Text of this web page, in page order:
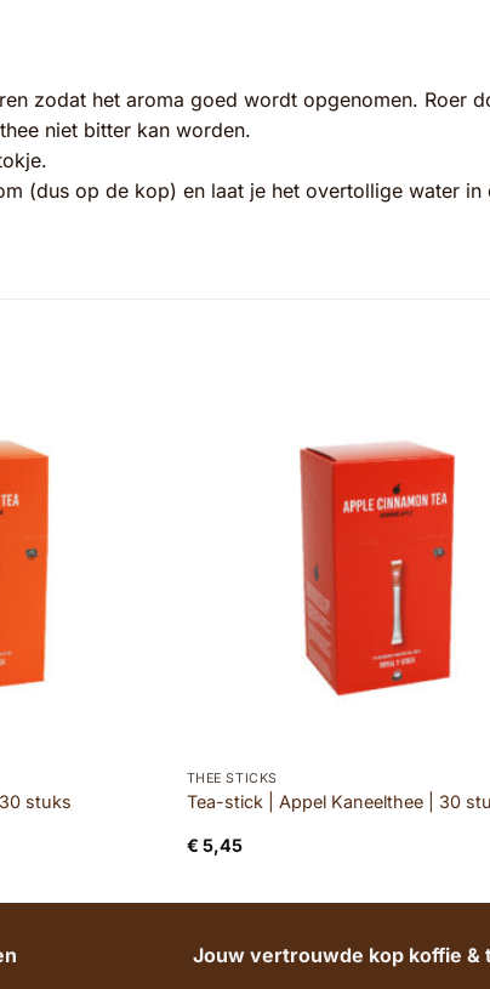
zodat het aroma goed wordt opgenomen. Roer
niet bitter kan worden.
(dus op de kop) en laat je het overtollige water
stuks
THEE STICKS
Tea-stick | Appel Kaneelthee | 30
€ 5,45
Jouw vertrouwde kop koffie &